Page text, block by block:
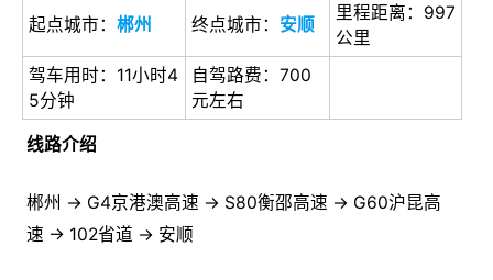
起点城市： 郴州 终点城市： 安顺
里程距离：997
公里
驾车用时：11小时4
5分钟
自驾路费：700
元左右
线路介绍
郴州 → G4京港澳高速 → S80衡邵高速 → G60沪昆高
速 → 102省道 → 安顺